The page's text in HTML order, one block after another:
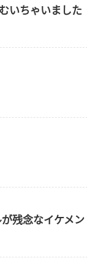
いちゃいました
残念なイケメン